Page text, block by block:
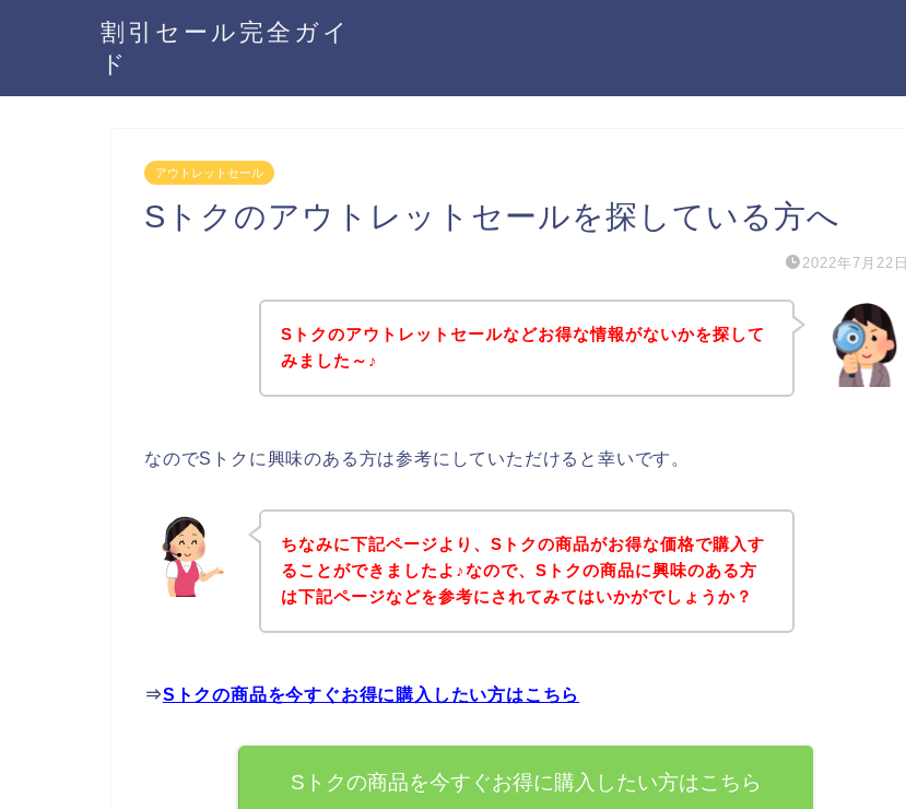
割引セール完全ガイ
ド
アウトレットセール
Sトクのアウトレットセールを探している方へ
2022年7月22日
Sトクのアウトレットセールなどお得な情報がないかを探して
みました～♪
なのでSトクに興味のある方は参考にしていただけると幸いです。
ちなみに下記ページより、Sトクの商品がお得な価格で購入す
ることができましたよ♪なので、Sトクの商品に興味のある方
は下記ページなどを参考にされてみてはいかがでしょうか？
⇒Sトクの商品を今すぐお得に購入したい方はこちら
Sトクの商品を今すぐお得に購入したい方はこちら